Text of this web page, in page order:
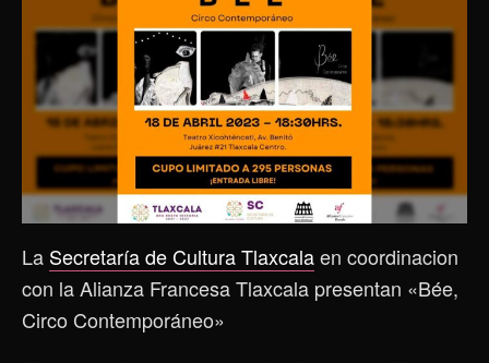
La Secretaría de Cultura Tlaxcalaen coordinacion
con la Alianza Francesa Tlaxcala presentan «Bée,
Circo Contemporáneo»